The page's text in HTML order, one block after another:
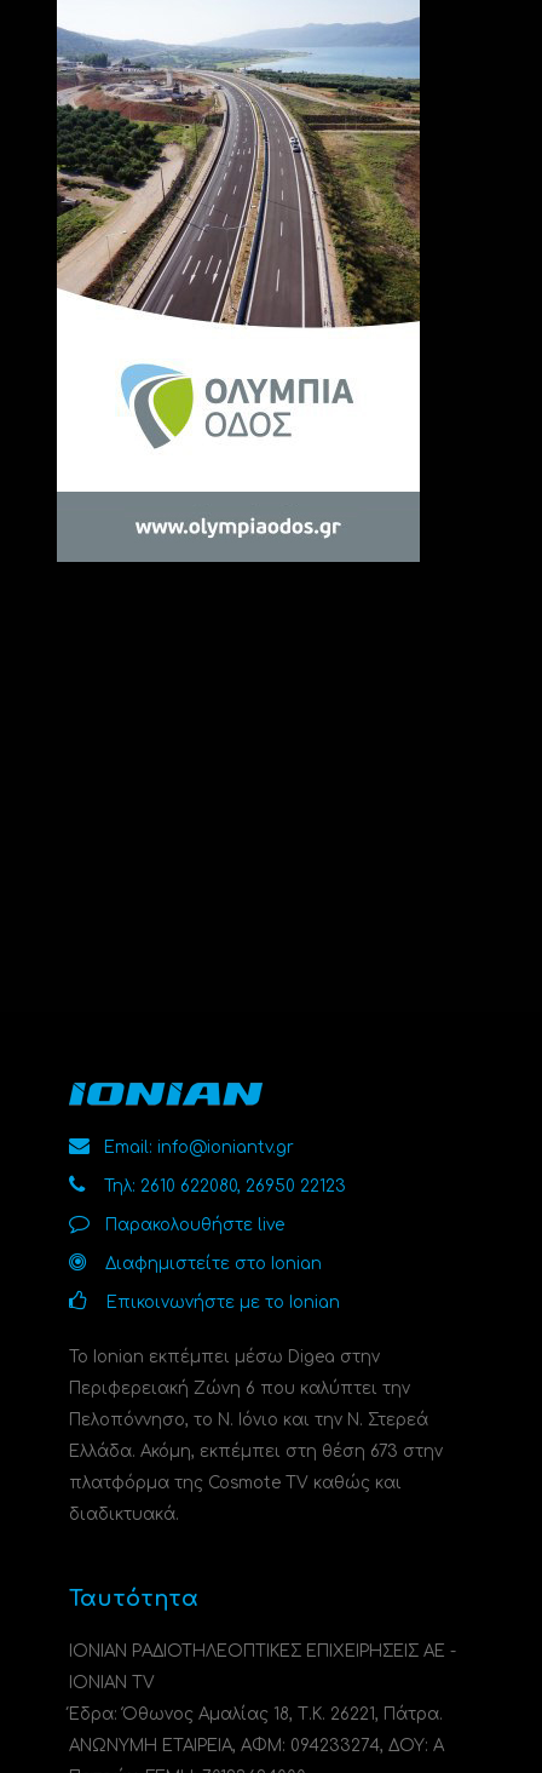
Email: info@ioniantv.gr
Τηλ: 2610 622080, 26950 22123
Παρακολουθήστε live
Διαφημιστείτε στο Ionian
Επικοινωνήστε με το Ionian
Το Ionian εκπέμπει μέσω Digea στην
Περιφερειακή Ζώνη 6 που καλύπτει την
Πελοπόννησο, το N. Ιόνιο και την Ν. Στερεά
Ελλάδα. Ακόμη, εκπέμπει στη θέση 673 στην
πλατφόρμα της Cosmote TV καθώς και
διαδικτυακά.
Ταυτότητα
ΙΟΝΙΑΝ ΡΑΔΙΟΤΗΛΕΟΠΤΙΚΕΣ ΕΠΙΧΕΙΡΗΣΕΙΣ ΑΕ -
IONIAN TV
Έδρα: Όθωνος Αμαλίας 18, Τ.Κ. 26221, Πάτρα.
ΑΝΩΝΥΜΗ ΕΤΑΙΡΕΙΑ, ΑΦΜ: 094233274, ΔΟΥ: A